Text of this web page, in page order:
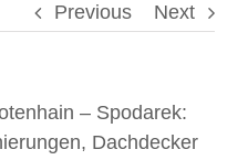
Previous Next
– Spodarek:
Dachdecker